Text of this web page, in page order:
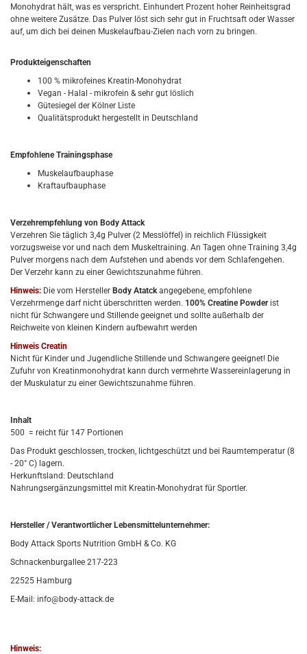
Monohydrat hält, was es verspricht. Einhundert Prozent hoher Reinheitsgrad
ohne weitere Zusätze. Das Pulver löst sich sehr gut in Fruchtsaft oder Wasser
auf, um dich bei deinen Muskelaufbau-Zielen nach vorn zu bringen.
Produkteigenschaften
100 % mikrofeines Kreatin-Monohydrat
Vegan - Halal - mikrofein & sehr gut löslich
Gütesiegel der Kölner Liste
Qualitätsprodukt hergestellt in Deutschland
Empfohlene Trainingsphase
Muskelaufbauphase
Kraftaufbauphase
Verzehrempfehlung von Body Attack
Verzehren Sie täglich 3,4g Pulver (2 Messlöffel) in reichlich Flüssigkeit
vorzugsweise vor und nach dem Muskeltraining. An Tagen ohne Training 3,4g
Pulver morgens nach dem Aufstehen und abends vor dem Schlafengehen.
Der Verzehr kann zu einer Gewichtszunahme führen.
Hinweis: Die vom Hersteller Body Atatckangegebene, empfohlene
Verzehrmenge darf nicht überschritten werden. 100% Creatine Powderist
nicht für Schwangere und Stillende geeignet und sollte außerhalb der
Reichweite von kleinen Kindern aufbewahrt werden
Hinweis Creatin
Nicht für Kinder und Jugendliche Stillende und Schwangere geeignet! Die
Zufuhr von Kreatinmonohydrat kann durch vermehrte Wassereinlagerung in
der Muskulatur zu einer Gewichtszunahme führen.
Inhalt
500 = reicht für 147 Portionen
Das Produkt geschlossen, trocken, lichtgeschützt und bei Raumtemperatur (8
- 20° C) lagern.
Herkunftsland: Deutschland
Nahrungsergänzungsmittel mit Kreatin-Monohydrat für Sportler.
Hersteller / Verantwortlicher Lebensmittelunternehmer:
Body Attack Sports Nutrition GmbH & Co. KG
Schnackenburgallee 217-223
22525 Hamburg
E-Mail: info@body-attack.de
Hinweis: